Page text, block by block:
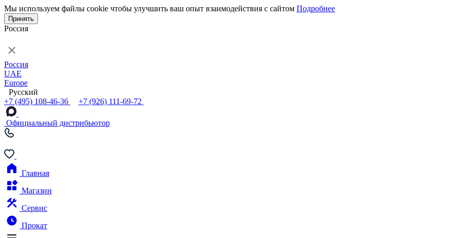
Мы используем файлы cookie чтобы улучшить ваш опыт взаимодействия с сайтом Подробнее
Принять
Россия
Россия
UAE
Europe
Русский
+7 (495) 108-46-36
+7 (926) 111-69-72
Официальный дистрибьютор
Главная
Магазин
Сервис
Прокат